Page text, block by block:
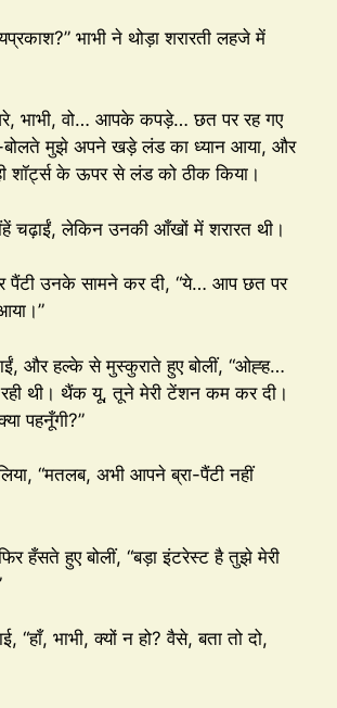
भाभी ने थोड़ा शरारती लहजे में
भाभी, वो… आपके कपड़े… छत पर रह गए
बोलते मुझे अपने खड़े लंड का ध्यान आया, और
शॉर्ट्स के ऊपर से लंड को ठीक किया।
चढ़ाईं, लेकिन उनकी आँखों में शरारत थी।
पैंटी उनके सामने कर दी, “ये… आप छत पर
और हल्के से मुस्कुराते हुए बोलीं, “ओह्ह…
थी। थैंक यू, तूने मेरी टेंशन कम कर दी।
पहनूँगी?”
“मतलब, अभी आपने ब्रा-पैंटी नहीं
हँसते हुए बोलीं, “बड़ा इंटरेस्ट है तुझे मेरी
“हाँ, भाभी, क्यों न हो? वैसे, बता तो दो,